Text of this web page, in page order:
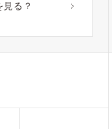
る？